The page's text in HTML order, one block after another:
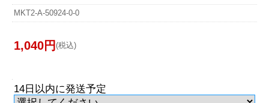
MKT2-A-50924-0-0
1,040円 (税込)
14日以内に発送予定